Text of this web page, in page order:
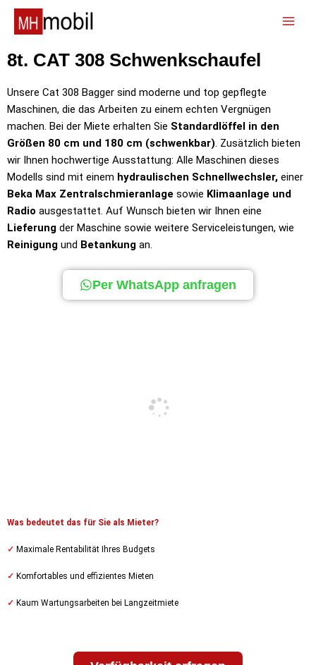
Inhalt
springen
8t. CAT 308 Schwenkschaufel
Unsere Cat 308 Bagger sind moderne und top gepflegte
Maschinen, die das Arbeiten zu einem echten Vergnügen
machen. Bei der Miete erhalten Sie Standardlöffel in den
Größen 80 cm und 180 cm (schwenkbar). Zusätzlich bieten
wir Ihnen hochwertige Ausstattung: Alle Maschinen dieses
Modells sind mit einem hydraulischen Schnellwechsler, einer
Beka Max Zentralschmieranlage sowie Klimaanlage und
Radio ausgestattet. Auf Wunsch bieten wir Ihnen eine
Lieferung der Maschine sowie weitere Serviceleistungen, wie
Reinigung und Betankung an.
Per WhatsApp anfragen
Was bedeutet das für Sie als Mieter?
✓ Maximale Rentabilität Ihres Budgets
✓ Komfortables und effizientes Mieten
✓ Kaum Wartungsarbeiten bei Langzeitmiete